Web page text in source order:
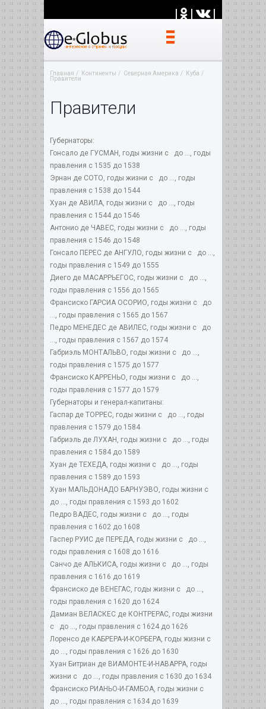
| | |
Главная Континенты Северная Америка
Куба
Правители
Правители
Губернаторы:
Гонсало де ГУСМАН, годы жизни с до ..., годы
правления с 1535 до 1538
Эрнан де СОТО, годы жизни с до ..., годы
правления с 1538 до 1544
Хуан де АВИЛА, годы жизни с до ..., годы
правления с 1544 до 1546
Антонио де ЧАВЕС, годы жизни с до ..., годы
правления с 1546 до 1548
Гонсало ПЕРЕС де АНГУЛО, годы жизни с до ...,
годы правления с 1549 до 1555
Диего де МАСАРРЬЕГОС, годы жизни с до ...,
годы правления с 1556 до 1565
Франсиско ГАРСИА ОСОРИО, годы жизни с до
..., годы правления с 1565 до 1567
Педро МЕНЕДЕС де АВИЛЕС, годы жизни с до
..., годы правления с 1567 до 1574
Габриэль МОНТАЛЬВО, годы жизни с до ...,
годы правления с 1575 до 1577
Франсиско КАРРЕНЬО, годы жизни с до ...,
годы правления с 1577 до 1579
Губернаторы и генерал-капитаны:
Гаспар де ТОРРЕС, годы жизни с до ..., годы
правления с 1579 до 1584
Габриэль де ЛУХАН, годы жизни с до ..., годы
правления с 1584 до 1589
Хуан де ТЕХЕДА, годы жизни с до ..., годы
правления с 1589 до 1593
Хуан МАЛЬДОНАДО БАРНУЭВО, годы жизни с
до ..., годы правления с 1593 до 1602
Педро ВАДЕС, годы жизни с до ..., годы
правления с 1602 до 1608
Гаспер РУИС де ПЕРЕДА, годы жизни с до ...,
годы правления с 1608 до 1616
Санчо де АЛЬКИСА, годы жизни с до ..., годы
правления с 1616 до 1619
Франсиско де ВЕНЕГАС, годы жизни с до ...,
годы правления с 1620 до 1624
Дамиан ВЕЛАСКЕС де КОНТРЕРАС, годы жизни
с до ..., годы правления с 1624 до 1626
Лоренсо де КАБРЕРА-И-КОРБЕРА, годы жизни с
до ..., годы правления с 1626 до 1630
Хуан Битриан де ВИАМОНТЕ-И-НАВАРРА, годы
жизни с до ..., годы правления с 1630 до 1634
Франсиско РИАНЬО-И-ГАМБОА, годы жизни с
до ..., годы правления с 1634 до 1639